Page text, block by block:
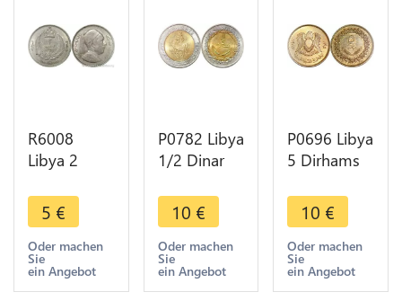
R6008
Libya 2
Idris I 1952
-> Make
offer
5 €
Oder machen
Sie
ein Angebot
P0782 Libya
1/2 Dinar
Equestrian
1372 2004
UNC -
>Make
offer
10 €
Oder machen
Sie
ein Angebot
P0696 Libya
5 Dirhams
Republics
1395 1975
UNC -
>Make
offer
10 €
Oder machen
Sie
ein Angebot